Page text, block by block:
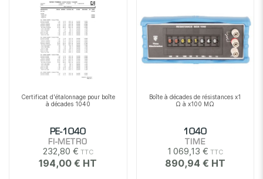
Certificat d'étalonnage pour boîte
à décades 1040
PE-1040
FI-METRO
232,80 €
194,00 €
Boîte à décades de résistances x1
Ω à x100 MΩ
1040
TIME
1 069,13 €
890,94 €